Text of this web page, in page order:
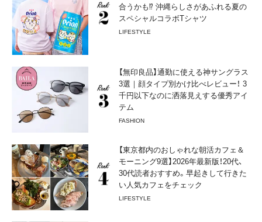
合うかも⁉︎ 沖縄らしさがあふれる夏の
スペシャルコラボTシャツ
LIFESTYLE
【無印良品】通勤に使える神サングラス
3選｜顔タイプ別かけ比べレビュー！ 3
千円以下なのに洒落見えする優秀アイ
テム
FASHION
【東京都内のおしゃれな朝活カフェ＆
モーニング9選】2026年最新版！20代、
30代読者おすすめ。早起きして行きた
い人気カフェをチェック
LIFESTYLE